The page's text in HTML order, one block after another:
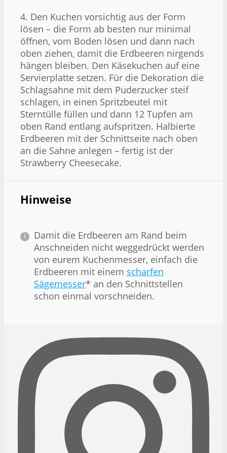
4. Den Kuchen vorsichtig aus der Form
lösen – die Form ab besten nur minimal
öffnen, vom Boden lösen und dann nach
oben ziehen, damit die Erdbeeren nirgends
hängen bleiben. Den Käsekuchen auf eine
Servierplatte setzen. Für die Dekoration die
Schlagsahne mit dem Puderzucker steif
schlagen, in einen Spritzbeutel mit
Sterntülle füllen und dann 12 Tupfen am
oben Rand entlang aufspritzen. Halbierte
Erdbeeren mit der Schnittseite nach oben
an die Sahne anlegen – fertig ist der
Strawberry Cheesecake.
Hinweise
Damit die Erdbeeren am Rand beim
Anschneiden nicht weggedrückt werden
von eurem Kuchenmesser, einfach die
Erdbeeren mit einem scharfen
Sägemesser* an den Schnittstellen
schon einmal vorschneiden.